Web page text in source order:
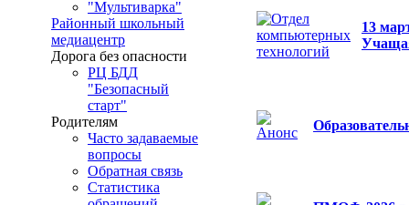
"Мультиварка"
Районный школьный
медиацентр
Дорога без опасности
РЦ БДД
"Безопасный
старт"
Родителям
Часто задаваемые
вопросы
Обратная связь
Статистика
13